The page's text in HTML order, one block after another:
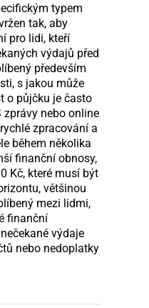
typem
tak, aby
pro lidi, kteří
výdajů před
především
s jakou může
o půjčku je často
nebo online
zpracování a
během několika
finanční obnosy,
Kč, které musí být
většinou
mezi lidmi,
finanční
výdaje
nebo nedoplatky